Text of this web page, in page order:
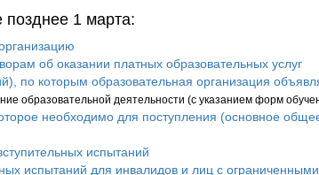
1 марта:
об оказании платных образовательных услуг
по которым образовательная организация
образовательной деятельности (с указанием форм
необходимо для поступления (основное
испытаний
испытаний для инвалидов и лиц с